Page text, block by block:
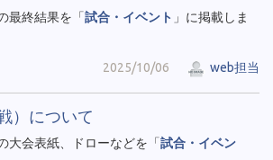
最終結果を「試合・イベント 」に掲載しま
2025/10/06 web担当
）について
大会表紙、ドローなどを「試合・イベン